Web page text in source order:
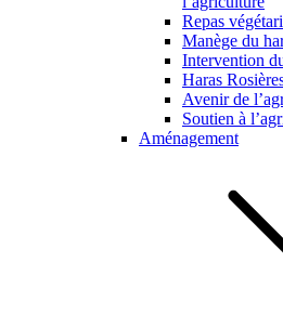
Repas
Manège du
Intervention
Haras
Avenir de
Soutien à
Aménagement